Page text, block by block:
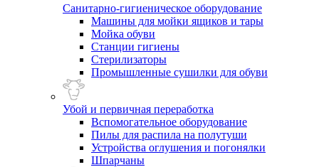
Санитарно-гигиеническое оборудование
Машины для мойки ящиков и тары
Мойка обуви
Станции гигиены
Стерилизаторы
Промышленные сушилки для обуви
Убой и первичная переработка
Вспомогательное оборудование
Пилы для распила на полутуши
Устройства оглушения и погонялки
Шпарчаны